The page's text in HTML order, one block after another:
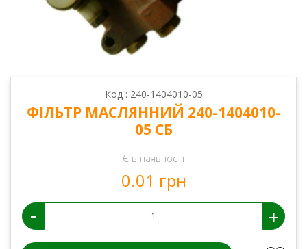
Код : 240-1404010-05
ФІЛЬТР МАСЛЯННИЙ 240-1404010-
05 СБ
Є в наявності
0.01 грн
- +